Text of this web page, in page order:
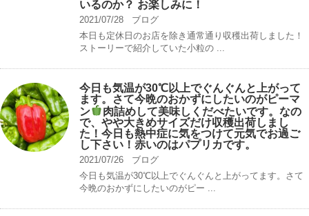
いるのか？ お楽しみに！
2021/07/28
ブログ
本日も定休日のお店を除き通常通り収穫出荷しました！
ストーリーで紹介していた小粒の ...
今日も気温が30℃以上でぐんぐんと上がって
ます。さて今晩のおかずにしたいのがピーマ
ン
肉詰めして美味しくだべたいです。なの
で、やや大きめサイズだけ収穫出荷しまし
た！今日も熱中症に気をつけて元気でお過ご
し下さい！赤いのはパプリカです。
2021/07/26
ブログ
今日も気温が30℃以上でぐんぐんと上がってます。さて
今晩のおかずにしたいのがピー ...